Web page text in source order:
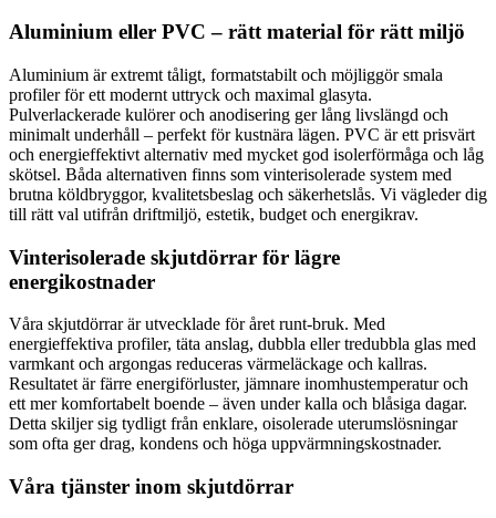
Aluminium eller PVC – rätt material för rätt miljö
Aluminium är extremt tåligt, formatstabilt och möjliggör smala
profiler för ett modernt uttryck och maximal glasyta.
Pulverlackerade kulörer och anodisering ger lång livslängd och
minimalt underhåll – perfekt för kustnära lägen. PVC är ett prisvärt
och energieffektivt alternativ med mycket god isolerförmåga och låg
skötsel. Båda alternativen finns som vinterisolerade system med
brutna köldbryggor, kvalitetsbeslag och säkerhetslås. Vi vägleder dig
till rätt val utifrån driftmiljö, estetik, budget och energikrav.
Vinterisolerade skjutdörrar för lägre
energikostnader
Våra skjutdörrar är utvecklade för året runt-bruk. Med
energieffektiva profiler, täta anslag, dubbla eller tredubbla glas med
varmkant och argongas reduceras värmeläckage och kallras.
Resultatet är färre energiförluster, jämnare inomhustemperatur och
ett mer komfortabelt boende – även under kalla och blåsiga dagar.
Detta skiljer sig tydligt från enklare, oisolerade uterumslösningar
som ofta ger drag, kondens och höga uppvärmningskostnader.
Våra tjänster inom skjutdörrar